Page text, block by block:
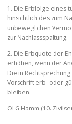
1. Die Erbfolge eines
hinsichtlich des zum
unbeweglichen
zur Nachlassspaltung.
2. Die Erbquote der
erhöhen, wenn der
Die in
Vorschrift erb- oder
bleiben.
OLG Hamm (10.